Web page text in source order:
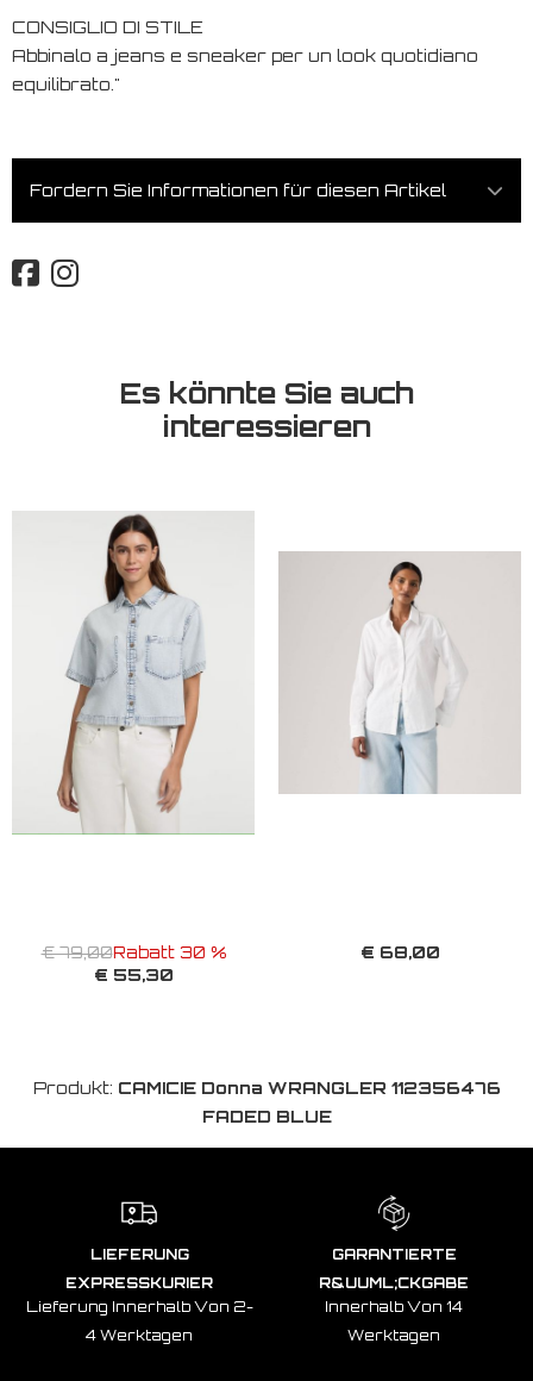
CONSIGLIO DI STILE
Abbinalo a jeans e sneaker per un look quotidiano
equilibrato."
Fordern Sie Informationen für diesen Artikel
Es könnte Sie auch
interessieren
€ 79,00Rabatt 30 %
€ 55,30
€ 68,00
Produkt: CAMICIE Donna WRANGLER 112356476
FADED BLUE
LIEFERUNG
EXPRESSKURIER
Lieferung Innerhalb Von 2-
4 Werktagen
GARANTIERTE
R&UUML;CKGABE
Innerhalb Von 14
Werktagen